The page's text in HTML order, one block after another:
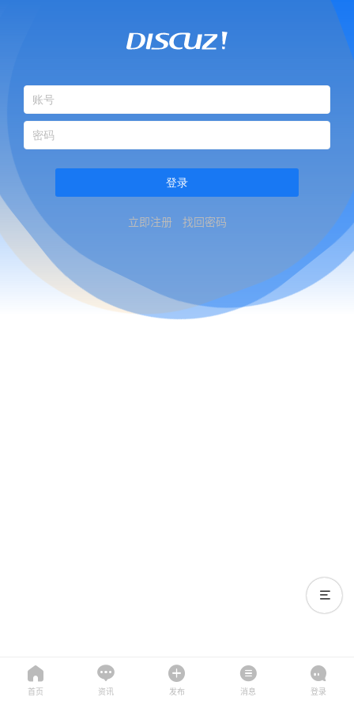
登录
立即注册 找回密码
首页 资讯 发布 消息 登录